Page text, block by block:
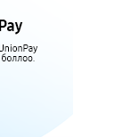
энэ
зохион